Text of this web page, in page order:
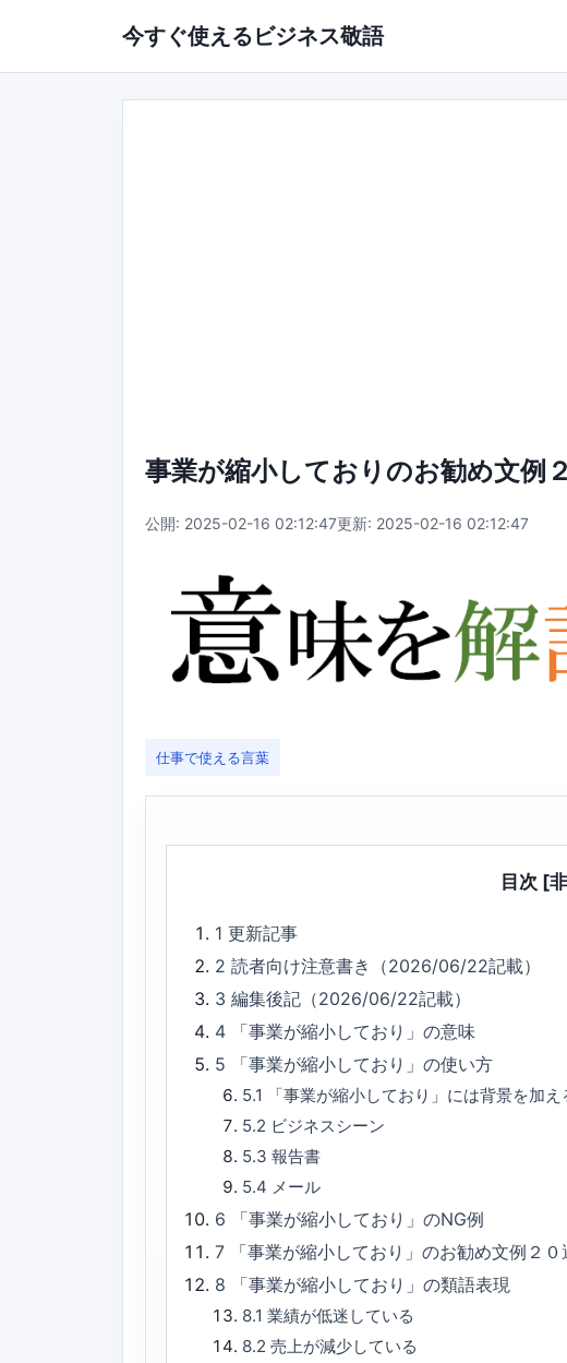
今すぐ使えるビジネス敬語
事業が縮小しておりのお勧め文例
公開: 2025-02-16 02:12:47更新: 2025-02-16 02:12:47
仕事で使える言葉
目次 [
1更新記事
2読者向け注意書き（2026/06/22記載）
3編集後記（2026/06/22記載）
4
「事業が縮小しており」の意味
5
「事業が縮小しており」の使い方
5.1
「事業が縮小しており」には背景を加え
5.2 ビジネスシーン
5.3 報告書
5.4 メール
6
「事業が縮小しており」のNG例
7
「事業が縮小しており」のお勧め文例２０
8
「事業が縮小しており」の類語表現
8.1 業績が低迷している
8.2 売上が減少している